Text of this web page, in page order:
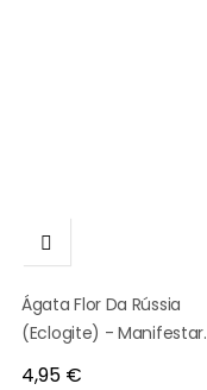

Ágata Flor Da Rússia
(Eclogite) - Manifestar
Sonhos
Preço
4,95 €